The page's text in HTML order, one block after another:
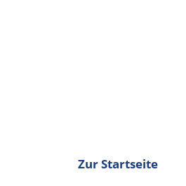
Zur Startseite